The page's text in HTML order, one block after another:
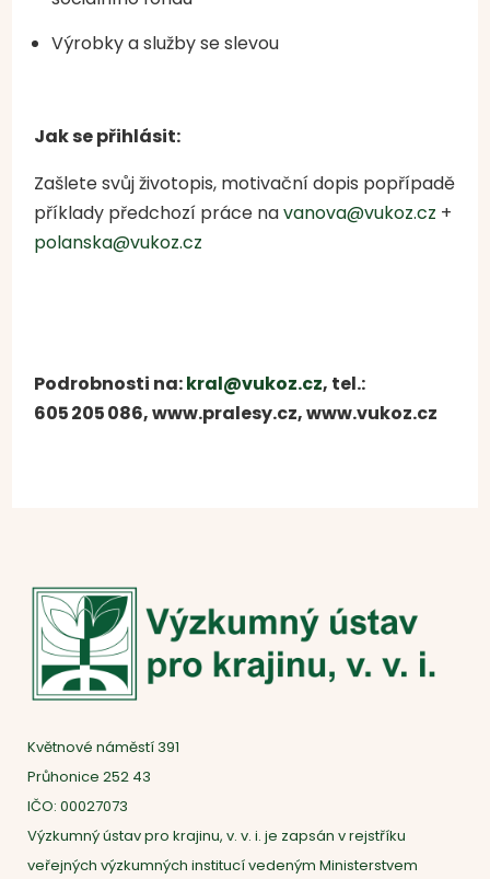
Výrobky a služby se slevou
Jak se přihlásit:
Zašlete svůj životopis, motivační dopis popřípadě
příklady předchozí práce navanova@vukoz.cz +
polanska@vukoz.cz
Podrobnosti na:kral@vukoz.cz, tel.:
605 205 086, www.pralesy.cz, www.vukoz.cz
Květnové náměstí 391
Průhonice 252 43
IČO: 00027073
Výzkumný ústav pro krajinu, v. v. i. je zapsán v rejstříku
veřejných výzkumných institucí vedeným Ministerstvem